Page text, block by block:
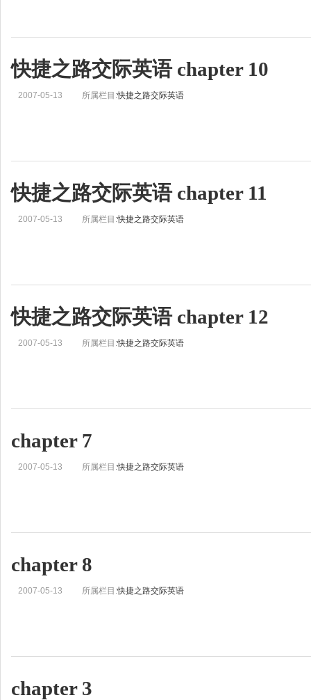
快捷之路交际英语 chapter 10
2007-05-13 所属栏目:快捷之路交际英语
快捷之路交际英语 chapter 11
2007-05-13 所属栏目:快捷之路交际英语
快捷之路交际英语 chapter 12
2007-05-13 所属栏目:快捷之路交际英语
chapter 7
2007-05-13 所属栏目:快捷之路交际英语
chapter 8
2007-05-13 所属栏目:快捷之路交际英语
chapter 3